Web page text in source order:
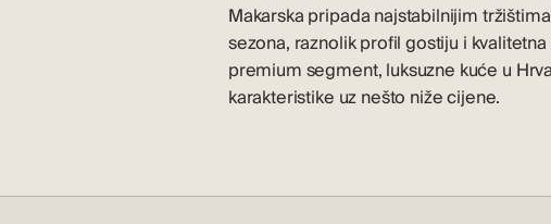
Makarska pripada najstabilnijim
sezona, raznolik profil gostiju i
premium segment,luksuzne kuće u
karakteristike uz nešto niže cijene.